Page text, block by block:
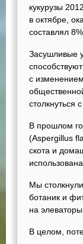
кукурузы
в октябре,
составлял
Засушливые
с
столкнуться
В прошлом
(Aspergillus
скота и
Мы
ботаник и
на
В целом,